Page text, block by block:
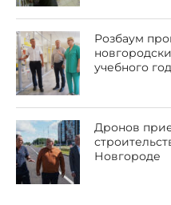
Розбаум
учебного
Дронов
Новгороде